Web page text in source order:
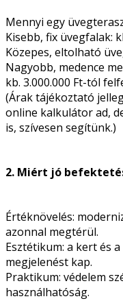
Mennyi egy
Kisebb, fix üvegfalak:
Közepes, eltolható
Nagyobb, medence
kb. 3.000.000 Ft-tól
(Árak tájékoztató
online kalkulátor ad,
is, szívesen segítünk.)
2. Miért jó
Értéknövelés:
azonnal megtérül.
Esztétikum: a kert és
megjelenést kap.
Praktikum: védelem
használhatóság.